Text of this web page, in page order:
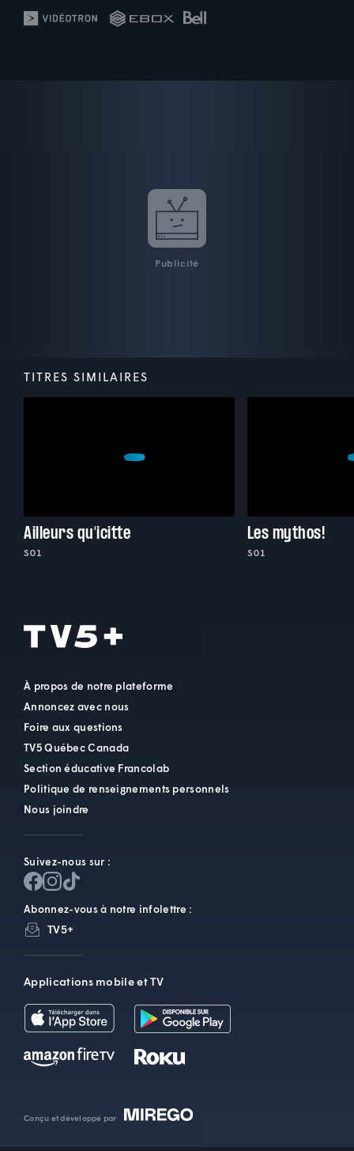
Publicité
TITRES SIMILAIRES
Ailleurs qu'icitte
S01
Les mythos!
S01
À propos de notre plateforme
Annoncez avec nous
Foire aux questions
TV5 Québec Canada
Section éducative Francolab
Politique de renseignements personnels
Nous joindre
Suivez-nous sur :
Abonnez-vous à notre infolettre :
TV5+
Applications mobile et TV
Conçu et développé par